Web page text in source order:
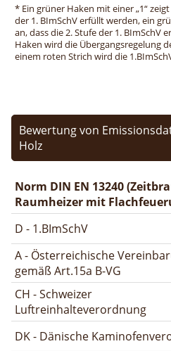
* Ein grüner Haken mit einer „1“
der 1. BImSchV erfüllt werden, ein
an, dass die 2. Stufe der 1. BImSchV
Haken wird die Übergangsregelung
einem roten Strich wird die
Bewertung von
Holz
Norm DIN EN 13240
Raumheizer mit
D - 1.BImSchV
A - Österreichische
gemäß Art.15a B-VG
CH - Schweizer
Luftreinhalteverordnung
DK - Dänische